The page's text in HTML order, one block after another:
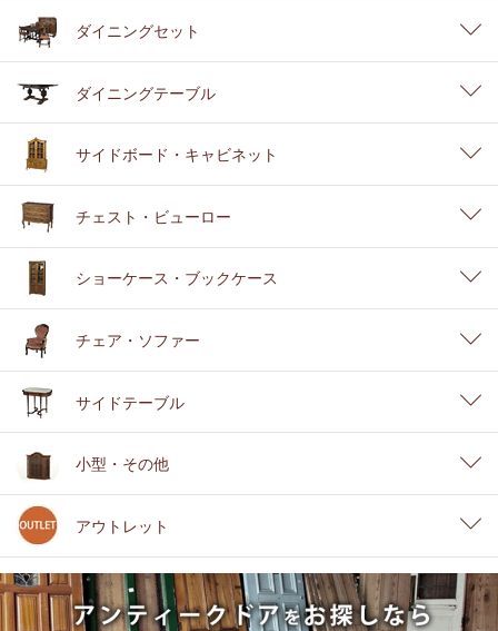
ダイニングセット
ダイニングテーブル
サイドボード・キャビネット
チェスト・ビューロー
ショーケース・ブックケース
チェア・ソファー
サイドテーブル
小型・その他
アウトレット